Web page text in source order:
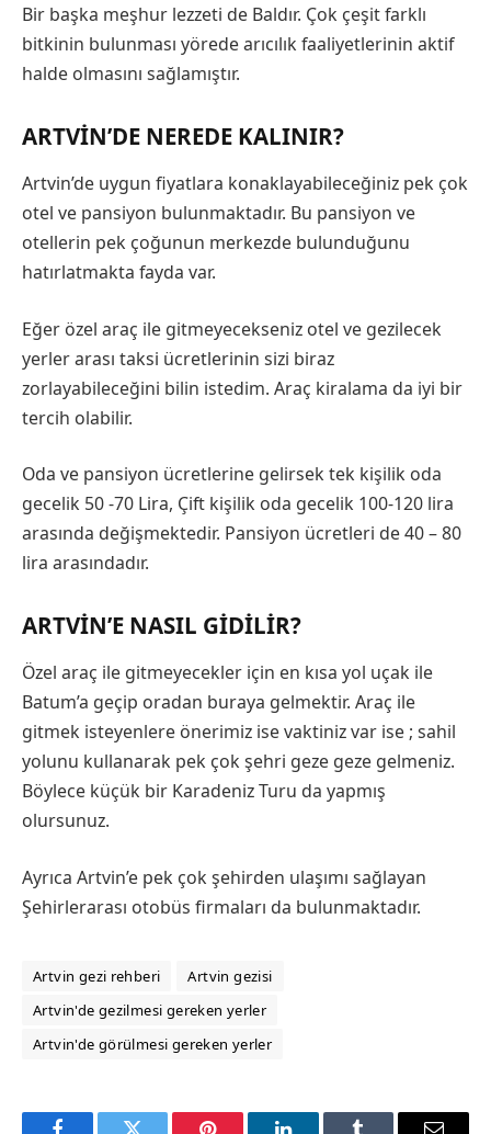
Bir başka meşhur lezzeti de Baldır. Çok çeşit farklı
bitkinin bulunması yörede arıcılık faaliyetlerinin aktif
halde olmasını sağlamıştır.
ARTVIN’DE NEREDE KALINIR?
Artvin’de uygun fiyatlara konaklayabileceğiniz pek çok
otel ve pansiyon bulunmaktadır. Bu pansiyon ve
otellerin pek çoğunun merkezde bulunduğunu
hatırlatmakta fayda var.
Eğer özel araç ile gitmeyecekseniz otel ve gezilecek
yerler arası taksi ücretlerinin sizi biraz
zorlayabileceğini bilin istedim. Araç kiralama da iyi bir
tercih olabilir.
Oda ve pansiyon ücretlerine gelirsek tek kişilik oda
gecelik 50 -70 Lira, Çift kişilik oda gecelik 100-120 lira
arasında değişmektedir. Pansiyon ücretleri de 40 – 80
lira arasındadır.
ARTVIN’E NASIL GIDILIR?
Özel araç ile gitmeyecekler için en kısa yol uçak ile
Batum’a geçip oradan buraya gelmektir. Araç ile
gitmek isteyenlere önerimiz ise vaktiniz var ise ; sahil
yolunu kullanarak pek çok şehri geze geze gelmeniz.
Böylece küçük bir Karadeniz Turu da yapmış
olursunuz.
Ayrıca Artvin’e pek çok şehirden ulaşımı sağlayan
Şehirlerarası otobüs firmaları da bulunmaktadır.
Artvin gezi rehberi
Artvin gezisi
Artvin'de gezilmesi gereken yerler
Artvin'de görülmesi gereken yerler